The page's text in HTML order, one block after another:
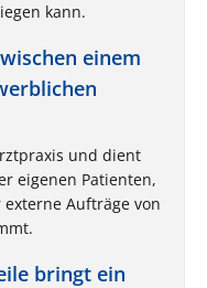
kann.
einem
und dient
eigenen Patienten,
Aufträge von
bringt ein